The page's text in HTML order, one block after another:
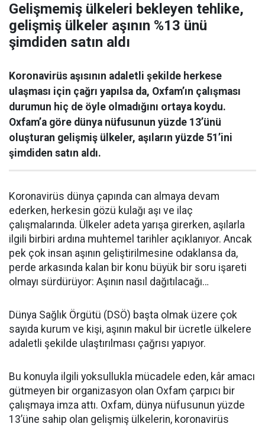
Gelişmemiş ülkeleri bekleyen tehlike,
gelişmiş ülkeler aşının %13 ünü
şimdiden satın aldı
Koronavirüs aşısının adaletli şekilde herkese
ulaşması için çağrı yapılsa da, Oxfam’ın çalışması
durumun hiç de öyle olmadığını ortaya koydu.
Oxfam’a göre dünya nüfusunun yüzde 13’ünü
oluşturan gelişmiş ülkeler, aşıların yüzde 51’ini
şimdiden satın aldı.
Koronavirüs dünya çapında can almaya devam
ederken, herkesin gözü kulağı aşı ve ilaç
çalışmalarında. Ülkeler adeta yarışa girerken, aşılarla
ilgili birbiri ardına muhtemel tarihler açıklanıyor. Ancak
pek çok insan aşının geliştirilmesine odaklansa da,
perde arkasında kalan bir konu büyük bir soru işareti
olmayı sürdürüyor: Aşının nasıl dağıtılacağı…
Dünya Sağlık Örgütü (DSÖ) başta olmak üzere çok
sayıda kurum ve kişi, aşının makul bir ücretle ülkelere
adaletli şekilde ulaştırılması çağrısı yapıyor.
Bu konuyla ilgili yoksullukla mücadele eden, kâr amacı
gütmeyen bir organizasyon olan Oxfam çarpıcı bir
çalışmaya imza attı. Oxfam, dünya nüfusunun yüzde
13’üne sahip olan gelişmiş ülkelerin, koronavirüs